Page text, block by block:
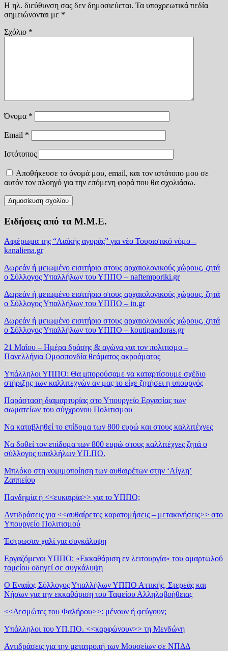
Η ηλ. διεύθυνση σας δεν δημοσιεύεται. Τα υποχρεωτικά πεδία
σημειώνονται με *
Σχόλιο *
Όνομα *
Email *
Ιστότοπος
Αποθήκευσε το όνομά μου, email, και τον ιστότοπο μου σε
αυτόν τον πλοηγό για την επόμενη φορά που θα σχολιάσω.
Ειδήσεις από τα Μ.Μ.Ε.
Αφιέρωμα της “Λαϊκής αγοράς” για νέο Τουριστικό νόμο –
kanaliena.gr
Δωρεάν ή μειωμένο εισιτήριο στους αρχαιολογικούς χώρους, ζητά
ο Σύλλογος Υπαλλήλων του ΥΠΠΟ – naftemporiki.gr
Δωρεάν ή μειωμένο εισιτήριο στους αρχαιολογικούς χώρους, ζητά
ο Σύλλογος Υπαλλήλων του ΥΠΠΟ – in.gr
Δωρεάν ή μειωμένο εισιτήριο στους αρχαιολογικούς χώρους, ζητά
ο Σύλλογος Υπαλλήλων του ΥΠΠΟ – koutipandoras.gr
21 Μαΐου – Ημέρα δράσης & αγώνα για τον πολιτισμο –
Πανελλήνια Ομοσπονδία θεάματος ακροάματος
Υπάλληλοι ΥΠΠΟ: Θα μπορούσαμε να καταρτίσουμε σχέδιο
στήριξης των καλλιτεχνών αν μας το είχε ζητήσει η υπουργός
Παράσταση διαμαρτυρίας στο Υπουργείο Εργασίας των
σωματείων του σύγχρονου Πολιτισμου
Να καταβληθεί το επίδομα των 800 ευρώ και στους καλλιτέχνες
Να δοθεί τον επίδομα των 800 ευρώ στους καλλιτέχνες ζητά ο
σύλλογος υπαλλήλων ΥΠ.ΠΟ.
Μπλόκο στη νομιμοποίηση των αυθαιρέτων στην ‘Αίγλη’
Ζαππείου
Πανδημία ή <<ευκαιρία>> για το ΥΠΠΟ;
Αντιδράσεις για <<αυθαίρετες καρατομήσεις – μετακινήσεις>> στο
Υπουργείο Πολιτισμού
Έστρωσαν χαλί για συγκάλυψη
Εργαζόμενοι ΥΠΠΟ: «Εκκαθάριση εν λειτουργία» του αμαρτωλού
ταμείου οδηγεί σε συγκάλυψη
Ο Ενιαίος Σύλλογος Υπαλλήλων ΥΠΠΟ Αττικής, Στερεάς και
Νήσων για την εκκαθάριση του Ταμείου Αλληλοβοήθειας
<<Δεσμώτες του Φαλήρου>>: μένουν ή φεύγουν;
Υπάλληλοι του ΥΠ.ΠΟ. <<καρφώνουν>> τη Μενδώνη
Αντιδράσεις για την μετατροπή των Μουσείων σε ΝΠΔΔ